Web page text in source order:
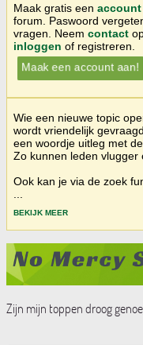
Maak gratis een account
forum. Paswoord
vragen. Neem contact
inloggen of registreren.
Maak een account aan!
Wie een nieuwe topic
wordt vriendelijk
een woordje uitleg met
Zo kunnen leden vlugger
Ook kan je via de zoek
BEKIJK MEER
Zijn mijn toppen droog